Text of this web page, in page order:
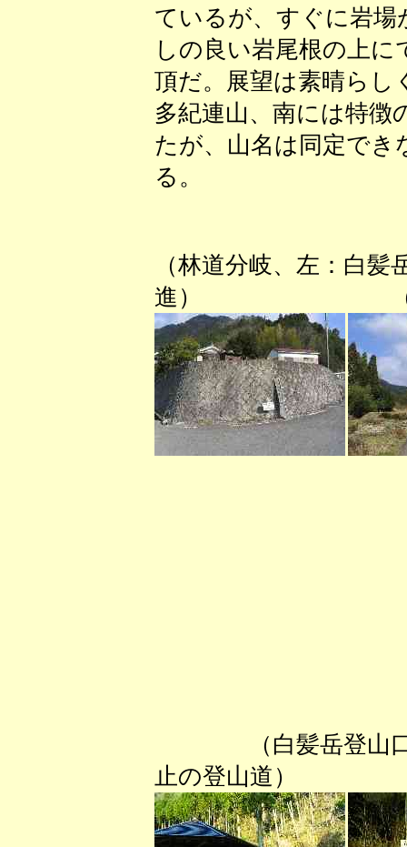
ているが、すぐに岩
しの良い岩尾根の上
頂だ。展望は素晴らし
多紀連山、南には特徴
たが、山名は同定でき
る。
（林道分岐、左：
進） （林道か
（白髪岳登山
止の登山道） （